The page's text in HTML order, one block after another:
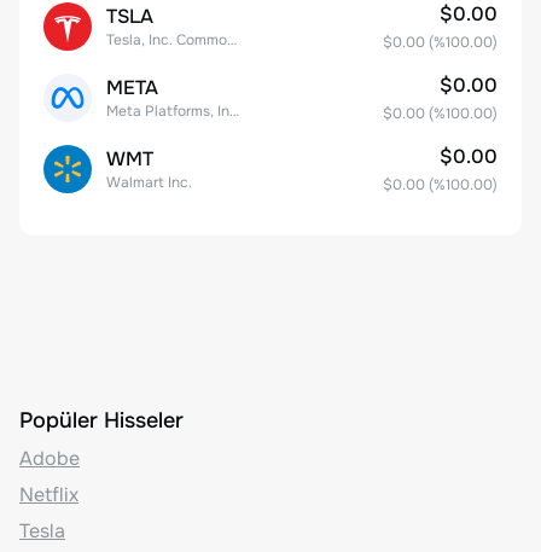
TSLA
Tesla, Inc. Common Stock
$0.00
$0.00 (%100.00)
META
Meta Platforms, Inc. Class A Common Stock
$0.00
$0.00 (%100.00)
WMT
Walmart Inc.
$0.00
$0.00 (%100.00)
Popüler Hisseler
Adobe
Netflix
Tesla